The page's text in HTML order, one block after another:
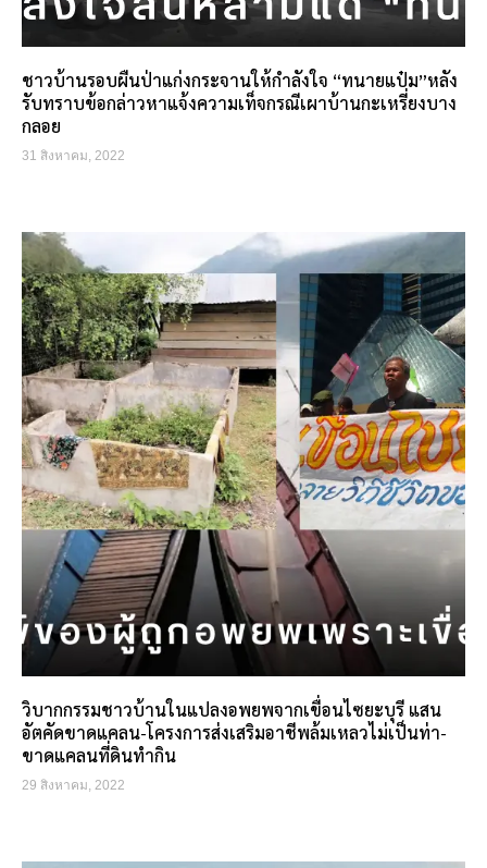
ชาวบ้านรอบผืนป่าแก่งกระจานให้กำลังใจ “ทนายแป๋ม”หลัง
รับทราบข้อกล่าวหาแจ้งความเท็จกรณีเผาบ้านกะเหรี่ยงบาง
กลอย
31 สิงหาคม, 2022
วิบากกรรมชาวบ้านในแปลงอพยพจากเขื่อนไซยะบุรี แสน
อัตคัดขาดแคลน-โครงการส่งเสริมอาชีพล้มเหลวไม่เป็นท่า-
ขาดแคลนที่ดินทำกิน
29 สิงหาคม, 2022